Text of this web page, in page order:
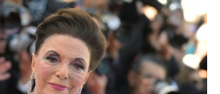
in atmosfere.